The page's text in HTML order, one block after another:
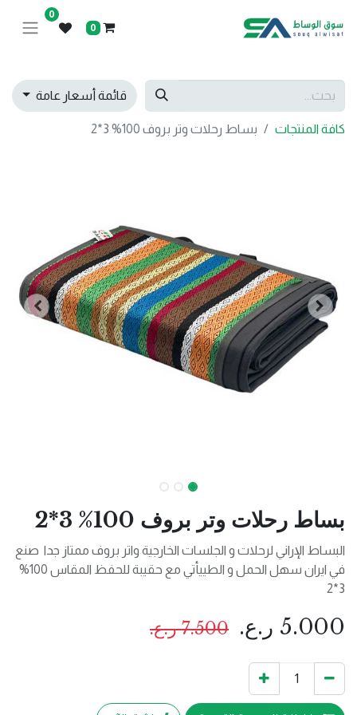
0
0
قائمة أسعار عامة
كافة المنتجات بساط رحلات وتر بروف 100% 3*2
بساط رحلات وتر بروف 100% 3*2
البساط الإراني لرحلات و الجلسات الخارجية واتر بروف ممتاز جدا صنع
في ايران سهل الحمل و الطييأتي مع حقيبة للحفظ المقاس 100%
3*2
5.000 ر.ع. 7.500ر.ع.